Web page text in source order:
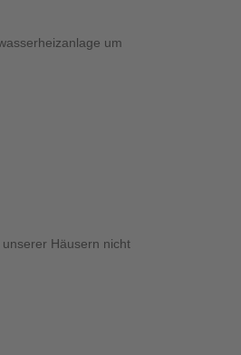
um
Häusern nicht